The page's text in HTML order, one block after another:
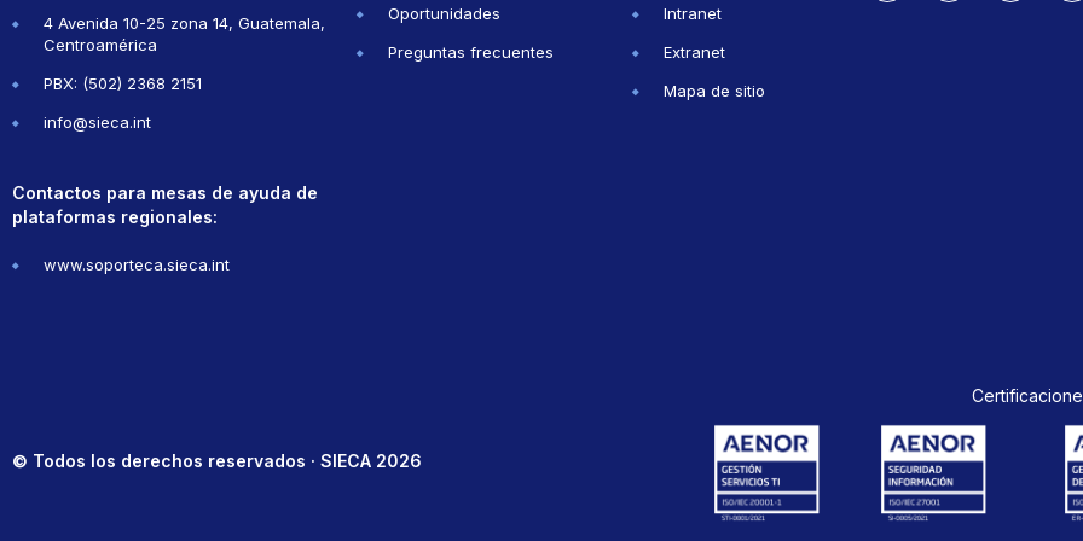
4 Avenida 10-25 zona 14, Guatemala,
Centroamérica
PBX: (502) 2368 2151
info@sieca.int
Contactos para mesas de ayuda de
plataformas regionales:
www.soporteca.sieca.int
Oportunidades
Preguntas frecuentes
Intranet
Extranet
Mapa de sitio
© Todos los derechos reservados · SIECA 2026